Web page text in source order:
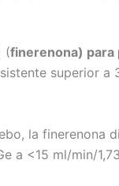
(finerenona) para
superior a
la finerenona
a <15 ml/min/1,73